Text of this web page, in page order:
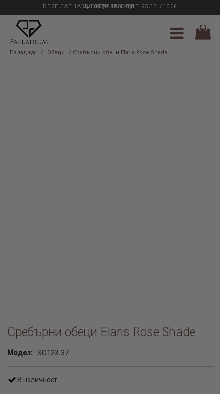
33 ГОДИНИ ОПИТ
БЕЗПЛАТНА ДОСТАВКА НАД 195ЛВ./100€
0889 888 484
Паладиум / Обеци / Сребърни обеци Elaris Rose Shade
Сребърни обеци Elaris Rose Shade
Модел: SO123-37
В наличност